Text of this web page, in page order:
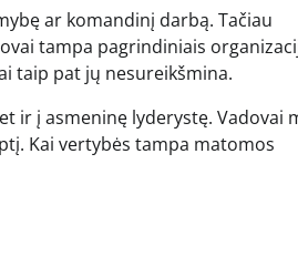
ar komandinį darbą. Tačiau
tampa pagrindiniais
taip pat jų nesureikšmina.
ir į asmeninę lyderystę. Vadovai
Kai vertybės tampa matomos